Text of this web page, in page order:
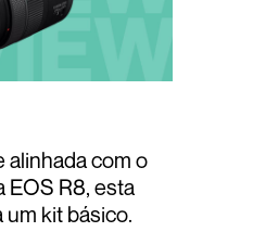
alinhada com o
EOS R8, esta
um kit básico.